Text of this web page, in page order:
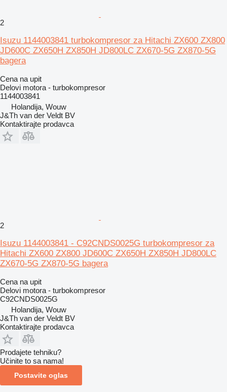
2
Isuzu 1144003841 turbokompresor za Hitachi ZX600 ZX800
JD600C ZX650H ZX850H JD800LC ZX670-5G ZX870-5G
bagera
Cena na upit
Delovi motora - turbokompresor
1144003841
Holandija, Wouw
J&Th van der Veldt BV
Kontaktirajte prodavca
2
Isuzu 1144003841 - C92CNDS0025G turbokompresor za
Hitachi ZX600 ZX800 JD600C ZX650H ZX850H JD800LC
ZX670-5G ZX870-5G bagera
Cena na upit
Delovi motora - turbokompresor
C92CNDS0025G
Holandija, Wouw
J&Th van der Veldt BV
Kontaktirajte prodavca
Prodajete tehniku?
Učinite to sa nama!
Postavite oglas